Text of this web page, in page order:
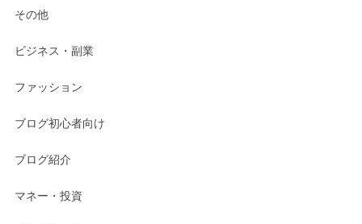
その他
ビジネス・副業
ファッション
ブログ初心者向け
ブログ紹介
マネー・投資